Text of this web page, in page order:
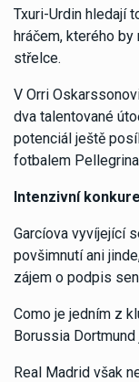
Txuri-Urdin hledají
hráčem, kterého
střelce.
V Orri
dva talentované
potenciál ještě
fotbalem
Intenzivní
Garcíova vyvíjející
povšimnutí ani
zájem o podpis
Como je jedním z
Borussia
Real Madrid však